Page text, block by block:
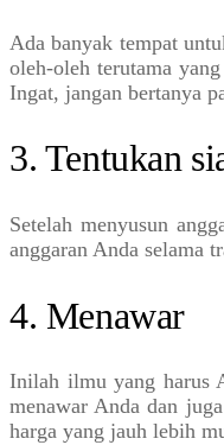
Ada banyak tempat
oleh-oleh terutama
Ingat, jangan bertanya
3. Tentukan
Setelah menyusun
anggaran Anda selama
4. Menawar
Inilah ilmu yang harus
menawar Anda dan
harga yang jauh lebih